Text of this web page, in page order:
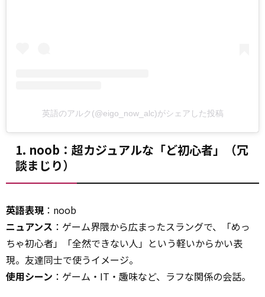
英語のアルク(@eigo_now_alc)がシェアした投稿
1. noob：超カジュアルな「ど初心者」（冗
談まじり）
英語表現 ：noob
ニュアンス ：ゲーム界隈から広まったスラングで、「めっ
ちゃ初心者」「全然できない人」という軽いからかい表
現。友達同士で使うイメージ。
使用シーン ：ゲーム・IT・趣味など、ラフな関係の会話。